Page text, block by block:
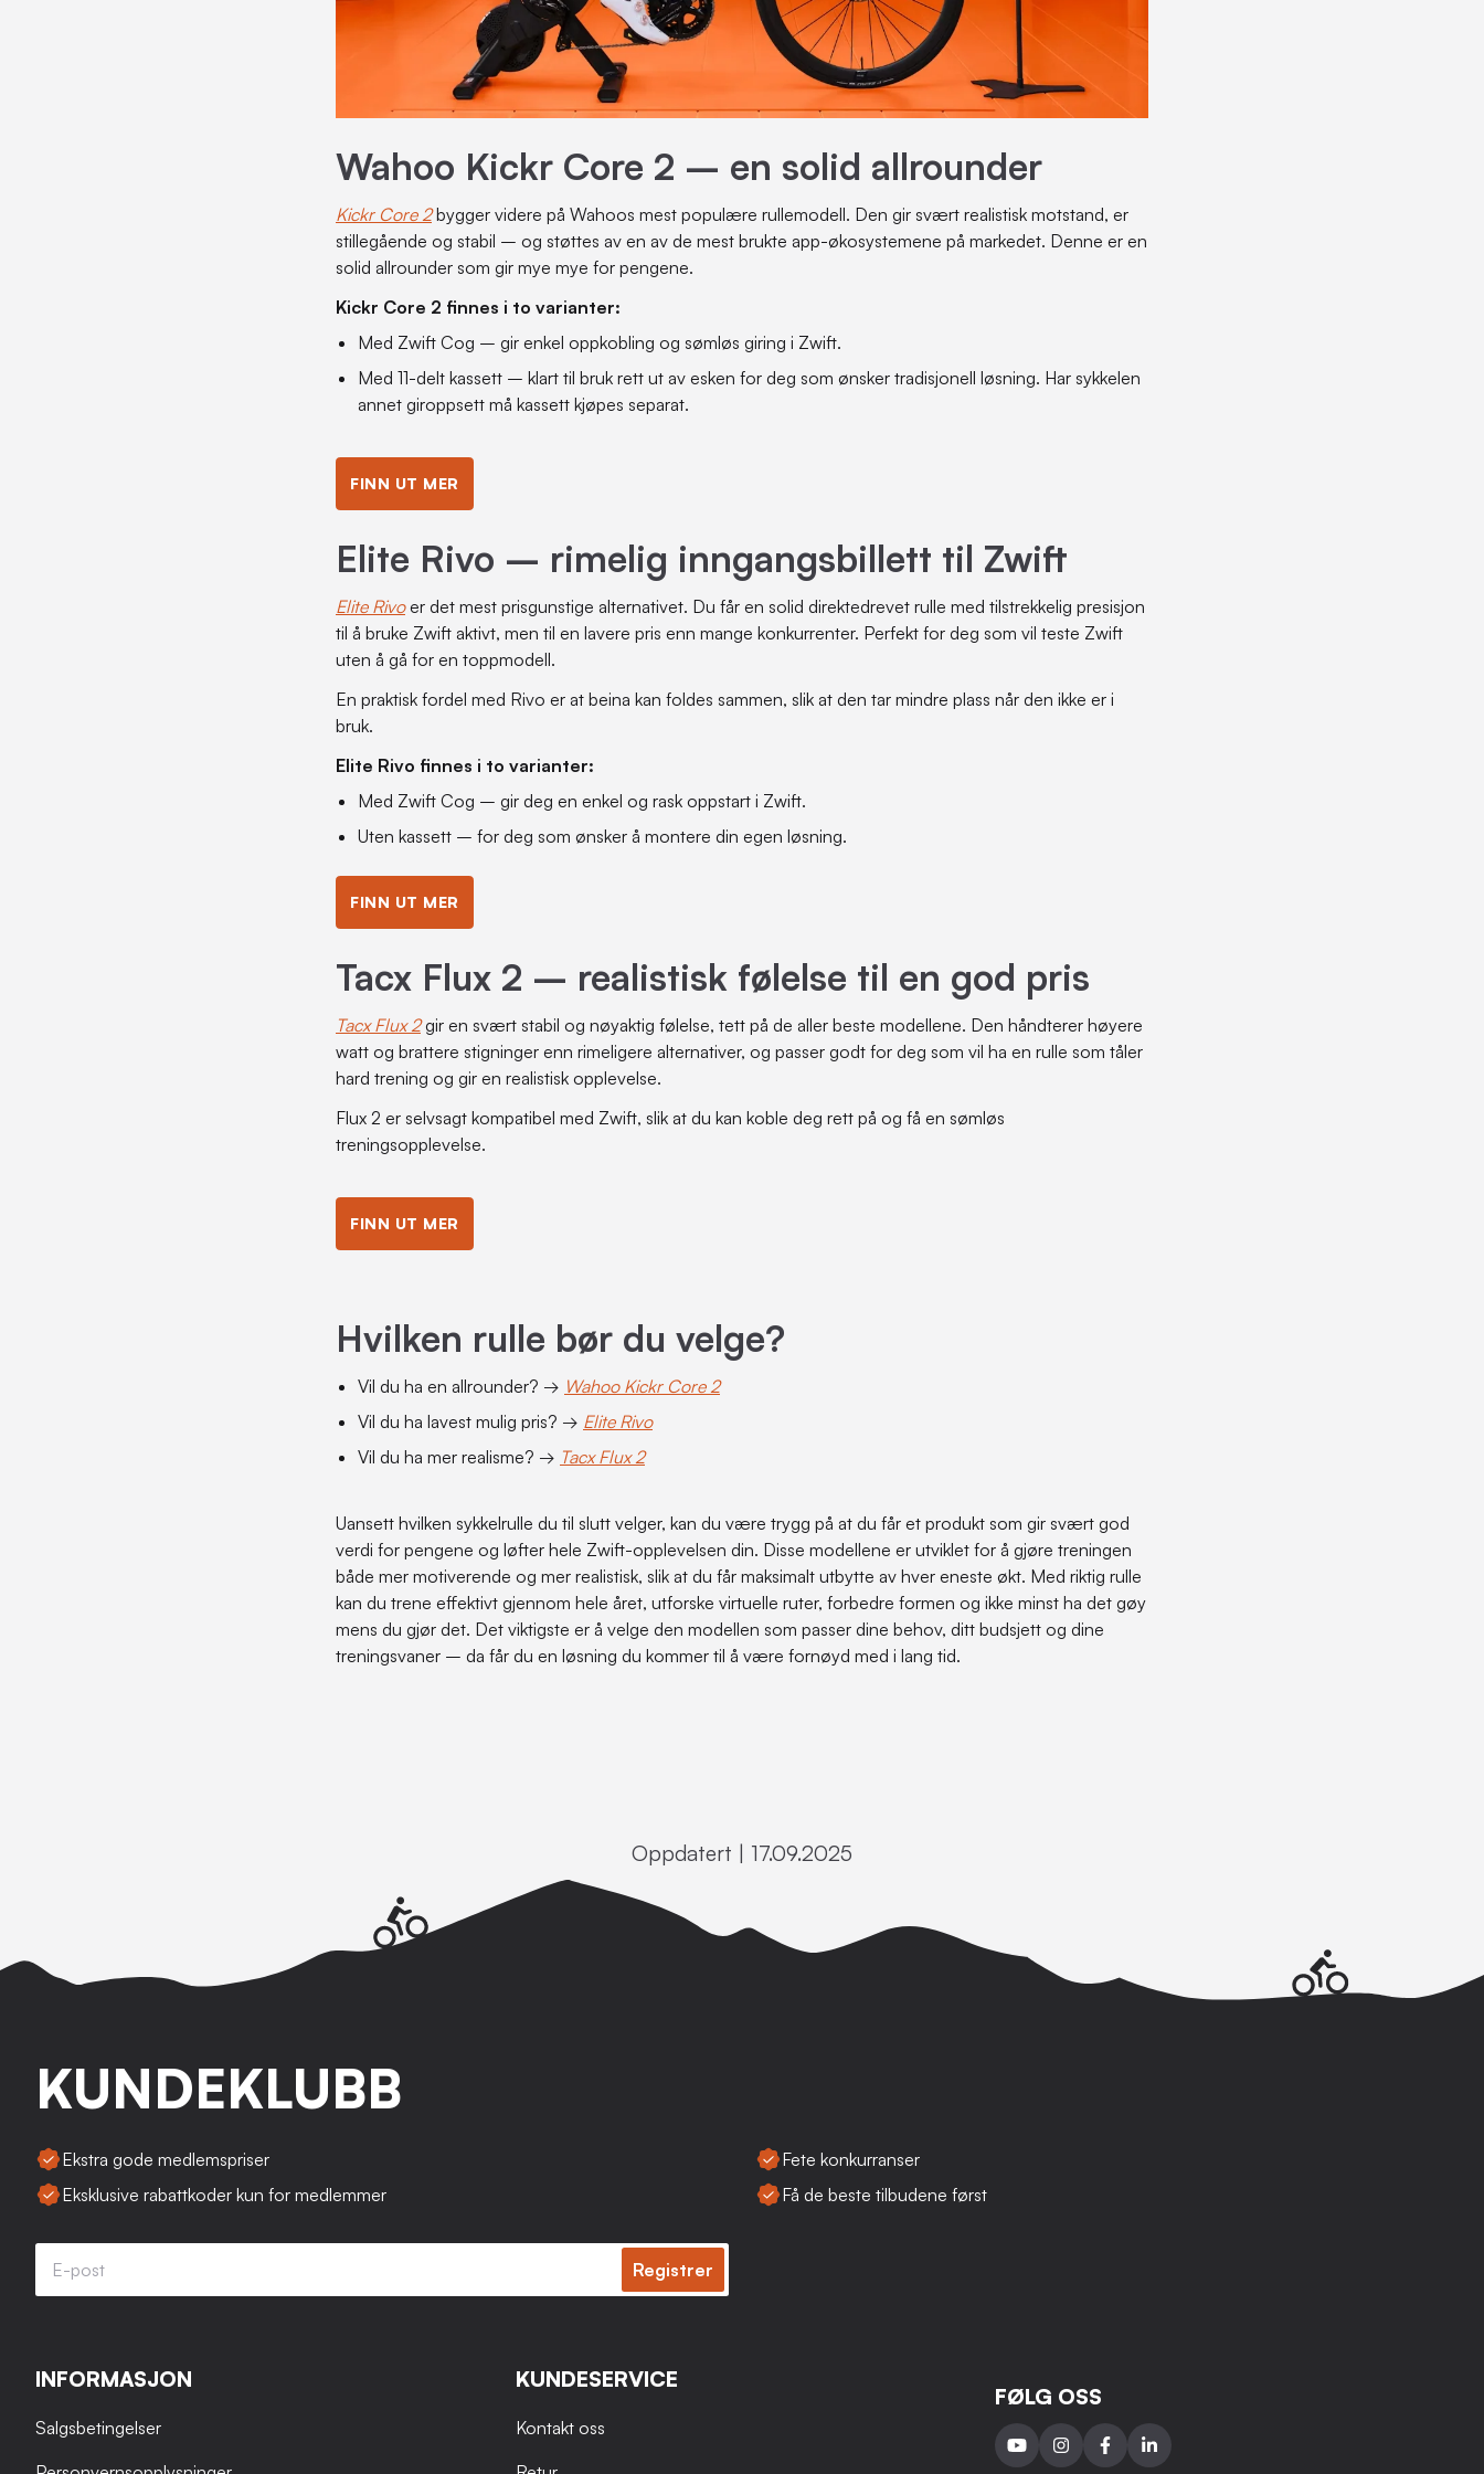
Wahoo Kickr Core 2 – en solid allrounder
Kickr Core 2bygger videre på Wahoos mest populære rullemodell. Den gir svært realistisk motstand, er
stillegående og stabil – og støttes av en av de mest brukte app-økosystemene på markedet. Denne er en
solid allrounder som gir mye mye for pengene.
Kickr Core 2 finnes i to varianter:
Med Zwift Cog – gir enkel oppkobling og sømløs giring i Zwift.
Med 11-delt kassett – klart til bruk rett ut av esken for deg som ønsker tradisjonell løsning. Har sykkelen
annet giroppsett må kassett kjøpes separat.
FINN UT MER
Elite Rivo – rimelig inngangsbillett til Zwift
Elite Rivoer det mest prisgunstige alternativet. Du får en solid direktedrevet rulle med tilstrekkelig presisjon
til å bruke Zwift aktivt, men til en lavere pris enn mange konkurrenter. Perfekt for deg som vil teste Zwift
uten å gå for en toppmodell.
En praktisk fordel med Rivo er at beina kan foldes sammen, slik at den tar mindre plass når den ikke er i
bruk.
Elite Rivo finnes i to varianter:
Med Zwift Cog – gir deg en enkel og rask oppstart i Zwift.
Uten kassett – for deg som ønsker å montere din egen løsning.
FINN UT MER
Tacx Flux 2 – realistisk følelse til en god pris
Tacx Flux 2gir en svært stabil og nøyaktig følelse, tett på de aller beste modellene. Den håndterer høyere
watt og brattere stigninger enn rimeligere alternativer, og passer godt for deg som vil ha en rulle som tåler
hard trening og gir en realistisk opplevelse.
Flux 2 er selvsagt kompatibel med Zwift, slik at du kan koble deg rett på og få en sømløs
treningsopplevelse.
FINN UT MER
Hvilken rulle bør du velge?
Vil du ha en allrounder? → Wahoo Kickr Core 2
Vil du ha lavest mulig pris? → Elite Rivo
Vil du ha mer realisme? → Tacx Flux 2
Uansett hvilken sykkelrulle du til slutt velger, kan du være trygg på at du får et produkt som gir svært god
verdi for pengene og løfter hele Zwift-opplevelsen din. Disse modellene er utviklet for å gjøre treningen
både mer motiverende og mer realistisk, slik at du får maksimalt utbytte av hver eneste økt. Med riktig rulle
kan du trene effektivt gjennom hele året, utforske virtuelle ruter, forbedre formen og ikke minst ha det gøy
mens du gjør det. Det viktigste er å velge den modellen som passer dine behov, ditt budsjett og dine
treningsvaner – da får du en løsning du kommer til å være fornøyd med i lang tid.
Oppdatert | 17.09.2025
KUNDEKLUBB
Ekstra gode medlemspriser
Fete konkurranser
Eksklusive rabattkoder kun for medlemmer
Få de beste tilbudene først
Registrer
INFORMASJON
Salgsbetingelser
KUNDESERVICE
Kontakt oss
FØLG OSS